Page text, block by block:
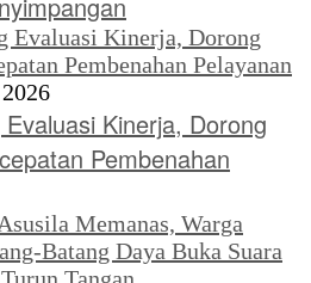
Kinerja, Dorong
Pembenahan